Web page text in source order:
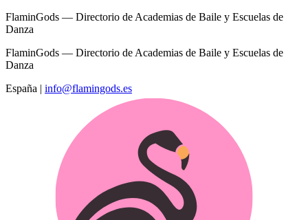
FlaminGods — Directorio de Academias de Baile y Escuelas de
Danza
FlaminGods — Directorio de Academias de Baile y Escuelas de
Danza
España | info@flamingods.es